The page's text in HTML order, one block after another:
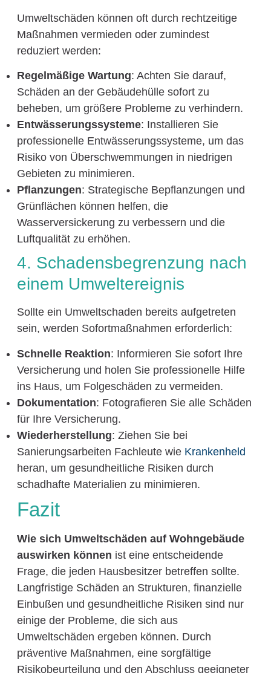
Umweltschäden können oft durch rechtzeitige
Maßnahmen vermieden oder zumindest
reduziert werden:
Regelmäßige Wartung: Achten Sie darauf,
Schäden an der Gebäudehülle sofort zu
beheben, um größere Probleme zu verhindern.
Entwässerungssysteme: Installieren Sie
professionelle Entwässerungssysteme, um das
Risiko von Überschwemmungen in niedrigen
Gebieten zu minimieren.
Pflanzungen: Strategische Bepflanzungen und
Grünflächen können helfen, die
Wasserversickerung zu verbessern und die
Luftqualität zu erhöhen.
4. Schadensbegrenzung nach
einem Umweltereignis
Sollte ein Umweltschaden bereits aufgetreten
sein, werden Sofortmaßnahmen erforderlich:
Schnelle Reaktion: Informieren Sie sofort Ihre
Versicherung und holen Sie professionelle Hilfe
ins Haus, um Folgeschäden zu vermeiden.
Dokumentation: Fotografieren Sie alle Schäden
für Ihre Versicherung.
Wiederherstellung: Ziehen Sie bei
Sanierungsarbeiten Fachleute wie Krankenheld
heran, um gesundheitliche Risiken durch
schadhafte Materialien zu minimieren.
Fazit
Wie sich Umweltschäden auf Wohngebäude
auswirken können ist eine entscheidende
Frage, die jeden Hausbesitzer betreffen sollte.
Langfristige Schäden an Strukturen, finanzielle
Einbußen und gesundheitliche Risiken sind nur
einige der Probleme, die sich aus
Umweltschäden ergeben können. Durch
präventive Maßnahmen, eine sorgfältige
Risikobeurteilung und den Abschluss geeigneter